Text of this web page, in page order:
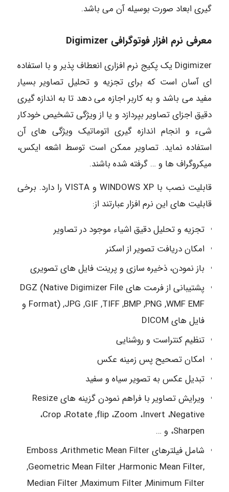
گیری ابعاد صورت بوسیله آن می باشد.
معرفی نرم افزار فوتوگرافی Digimizer
Digimizer یک پکیج نرم افزاری انعطاف پذیر و با استفاده
ای آسان است که برای تجزیه و تحلیل تصاویر بسیار
مفید می باشد و به کاربر اجازه می دهد تا به اندازه گیری
دقیق اجزای تصاویر بپردازد و یا از ویژگی تشخیص خودکار
شیء و انجام اندازه گیری اتوماتیک ویژگی های آن
استفاده نماید. تصاویر ممکن است توسط اشعه ایکس،
میکروگراف ها و … گرفته شده باشند.
قابلیت نصب با WINDOWS XP و VISTA را دارد. برخی
قابلیت های این نرم افزار عبارتند از:
تجزیه و تحلیل دقیق اشیاء موجود در تصاویر
امکان دریافت تصویر از اسکنر
باز نمودن، ذخیره سازی و پرینت فایل های تصویری
پشتیبانی از فرمت های DGZ (Native Digimizer File
Format) ,JPG ,GIF ,TIFF ,BMP ,PNG ,WMF EMF و
فایل های DICOM
تنظیم کنتراست و روشنایی
امکان تصحیح پس زمینه عکس
تبدیل عکس به تصویر سیاه و سفید
ویرایش تصاویر با فراهم نمودن گزینه های Resize
،Crop ،Rotate ,flip ،Zoom ،Invert ،Negative
،Sharpen و …
شامل فیلترهای Emboss ,Arithmetic Mean Filter
,Geometric Mean Filter ,Harmonic Mean Filter,
Median Filter ,Maximum Filter ,Minimum Filter